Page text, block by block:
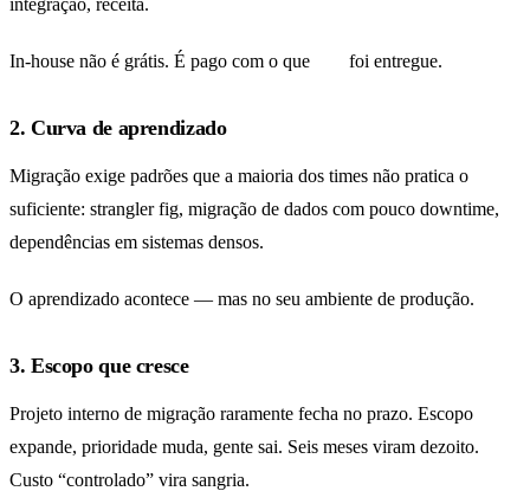
In-house não é grátis. É pago com o que foi entregue.
2. Curva de aprendizado
Migração exige padrões que a maioria dos times não pratica o
suficiente: strangler fig, migração de dados com pouco downtime,
dependências em sistemas densos.
O aprendizado acontece — mas no seu ambiente de produção.
3. Escopo que cresce
Projeto interno de migração raramente fecha no prazo. Escopo
expande, prioridade muda, gente sai. Seis meses viram dezoito.
Custo “controlado” vira sangria.